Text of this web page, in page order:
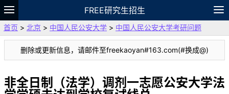
FREE研究生招生
题库
故事 专题 APP 笔记
论坛
VIP
资料
首页 > 北京 > 中国人民公安大学 > 中国人民公安大学考研问题
删除或更新信息，请邮件至freekaoyan#163.com(#换成@)
非全日制（法学）调剂一志愿公安大学法